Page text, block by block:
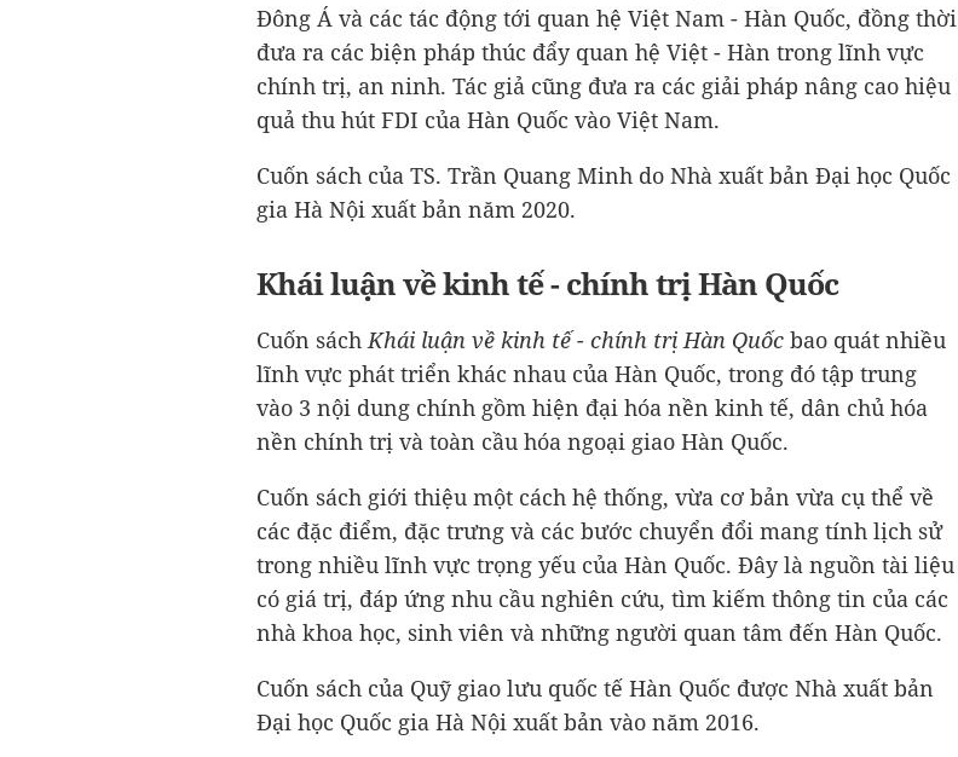
Đông Á và các tác động tới quan hệ Việt Nam - Hàn Quốc, đồng thời
đưa ra các biện pháp thúc đẩy quan hệ Việt - Hàn trong lĩnh vực
chính trị, an ninh. Tác giả cũng đưa ra các giải pháp nâng cao hiệu
quả thu hút FDI của Hàn Quốc vào Việt Nam.
Cuốn sách của TS. Trần Quang Minh do Nhà xuất bản Đại học Quốc
gia Hà Nội xuất bản năm 2020.
Khái luận về kinh tế - chính trị Hàn Quốc
Cuốn sáchKhái luận về kinh tế - chính trị Hàn Quốc bao quát nhiều
lĩnh vực phát triển khác nhau của Hàn Quốc, trong đó tập trung
vào 3 nội dung chính gồm hiện đại hóa nền kinh tế, dân chủ hóa
nền chính trị và toàn cầu hóa ngoại giao Hàn Quốc.
Cuốn sách giới thiệu một cách hệ thống, vừa cơ bản vừa cụ thể về
các đặc điểm, đặc trưng và các bước chuyển đổi mang tính lịch sử
trong nhiều lĩnh vực trọng yếu của Hàn Quốc. Đây là nguồn tài liệu
có giá trị, đáp ứng nhu cầu nghiên cứu, tìm kiếm thông tin của các
nhà khoa học, sinh viên và những người quan tâm đến Hàn Quốc.
Cuốn sách của Quỹ giao lưu quốc tế Hàn Quốc được Nhà xuất bản
Đại học Quốc gia Hà Nội xuất bản vào năm 2016.